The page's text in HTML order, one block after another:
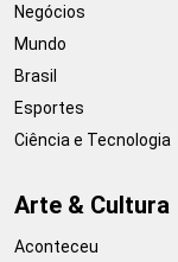
Negócios
Mundo
Brasil
Esportes
Ciência e Tecnologia
Arte & Cultura
Aconteceu